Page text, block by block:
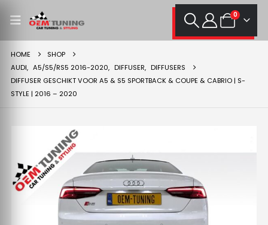
0
HOME
SHOP
AUDI, A5/S5/RS5 2016-2020, DIFFUSER, DIFFUSERS
DIFFUSER GESCHIKT VOOR A5 & S5 SPORTBACK & COUPE & CABRIO | S-
STYLE | 2016 – 2020